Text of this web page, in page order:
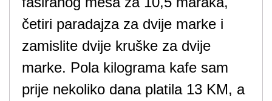
četiri paradajza za dvije marke i
zamislite dvije kruške za dvije
marke. Pola kilograma kafe sam
prije nekoliko dana platila 13 KM, a